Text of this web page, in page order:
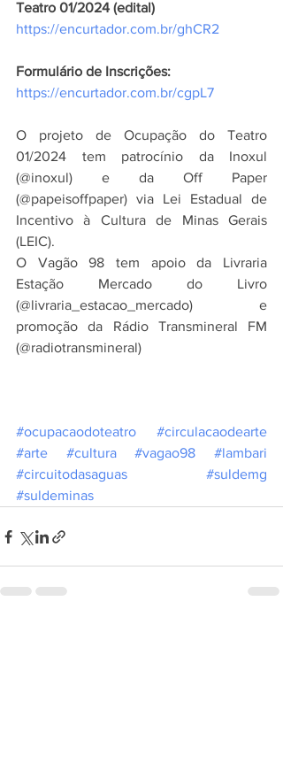
Teatro 01/2024 (edital)
https://encurtador.com.br/ghCR2
Formulário de Inscrições:
https://encurtador.com.br/cgpL7
O projeto de Ocupação do Teatro
01/2024 tem patrocínio da Inoxul
(@inoxul) e da Off Paper
(@papeisoffpaper) via Lei Estadual de
Incentivo à Cultura de Minas Gerais
(LEIC).
O Vagão 98 tem apoio da Livraria
Estação Mercado do Livro
(@livraria_estacao_mercado) e
promoção da Rádio Transmineral FM
(@radiotransmineral)
#ocupacaodoteatro
#circulacaodearte
#arte
#cultura #vagao98
#lambari
#circuitodasaguas
#suldemg
#suldeminas